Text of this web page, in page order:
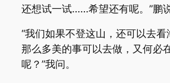
还想试一试……希望还有呢。”鹏说
“我们如果不登这山，还可以去
那么多美的事可以去做，又何必
呢？”我问。